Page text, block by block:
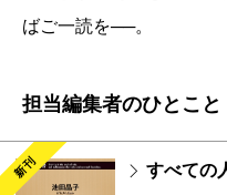
ばご一読を──。
担当編集者のひとこと
新刊 すべての